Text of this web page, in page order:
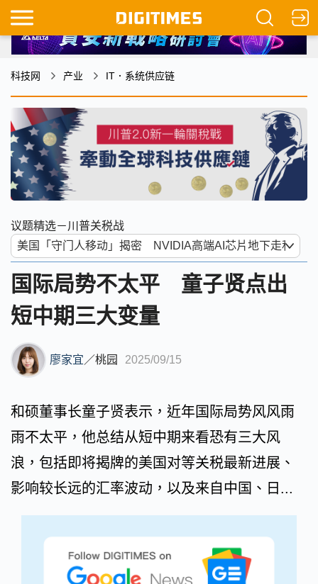
科技网 产业 IT．系统供应链
议题精选－川普关税战
国际局势不太平 童子贤点出
短中期三大变量
廖家宜 ／桃园 2025/09/15
和硕董事长童子贤表示，近年国际局势风风雨
雨不太平，他总结从短中期来看恐有三大风
浪，包括即将揭牌的美国对等关税最新进展、
影响较长远的汇率波动，以及来自中国、日...